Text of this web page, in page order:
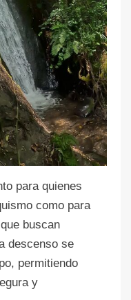
para quienes
como para
buscan
descenso se
permitiendo
y